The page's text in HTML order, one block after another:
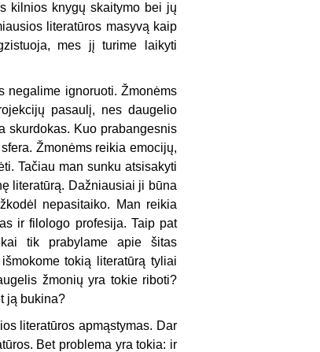
kilnios knygų skaitymo bei jų
literatūros masyvą kaip
mes jį turime laikyti
negalime ignoruoti. Žmonėms
pasaulį, nes daugelio
skurdokas. Kuo prabangesnis
Žmonėms reikia emocijų,
Tačiau man sunku atsisakyti
literatūrą. Dažniausiai ji būna
nepasitaiko. Man reikia
ir filologo profesija. Taip pat
tik prabylame apie šitas
tokią literatūrą tyliai
žmonių yra tokie riboti?
ją bukina?
literatūros apmąstymas. Dar
Bet problema yra tokia: ir